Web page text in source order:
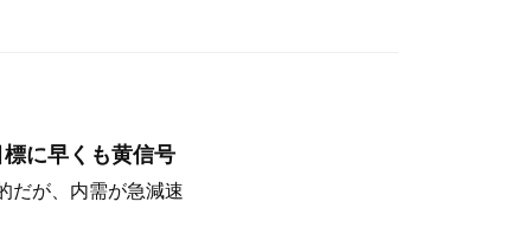
に早くも黄信号
だが、内需が急減速